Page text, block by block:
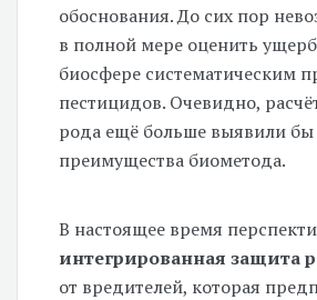
обоснования. До сих пор
в полной мере оценить
биосфере систематическим
пестицидов. Очевидно,
рода ещё больше выявили бы
преимущества биометода.
В настоящее время
интегрированная защита
от вредителей, которая